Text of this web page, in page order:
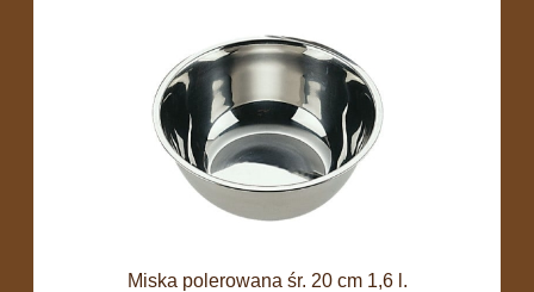
Miska polerowana śr. 20 cm 1,6 l.